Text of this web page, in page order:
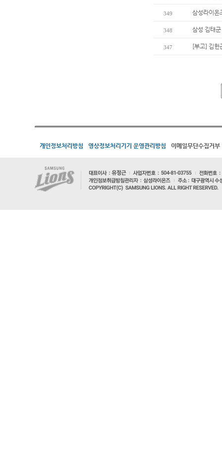
349 삼성라이온
348 삼성 김태
347 [부고] 김헌
개인정보처리방침 영상정보처리기기 운영관리방침 이메일무단수집거부